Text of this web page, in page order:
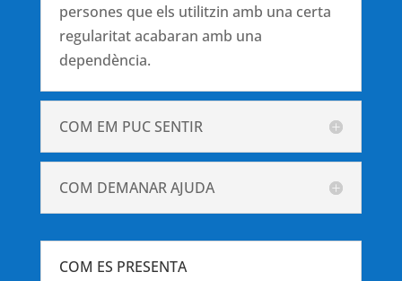
persones que els utilitzin amb una certa
regularitat acabaran amb una
dependència.
COM EM PUC SENTIR
COM DEMANAR AJUDA
COM ES PRESENTA